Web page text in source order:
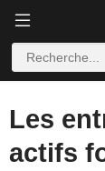
Les
actifs